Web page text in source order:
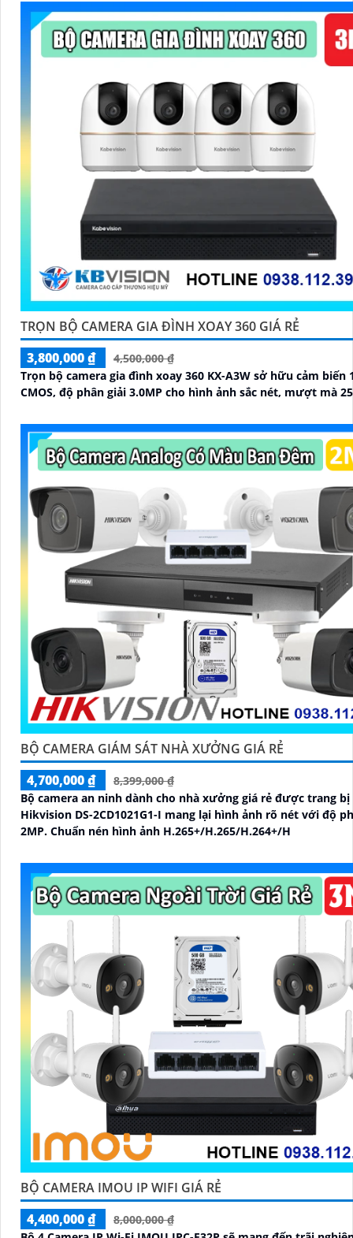
TRỌN BỘ CAMERA GIA ĐÌNH XOAY 360 GIÁ RẺ
3,800,000 ₫
4,500,000 ₫
Trọn bộ camera gia đình xoay 360 KX-A3W sở hữu cảm biến
CMOS, độ phân giải 3.0MP cho hình ảnh sắc nét, mượt mà
BỘ CAMERA GIÁM SÁT NHÀ XƯỞNG GIÁ RẺ
4,700,000 ₫
8,399,000 ₫
Bộ camera an ninh dành cho nhà xưởng giá rẻ được trang
Hikvision DS-2CD1021G1-I mang lại hình ảnh rõ nét với độ
2MP. Chuẩn nén hình ảnh H.265+/H.265/H.264+/H
BỘ CAMERA IMOU IP WIFI GIÁ RẺ
4,400,000 ₫
8,000,000 ₫